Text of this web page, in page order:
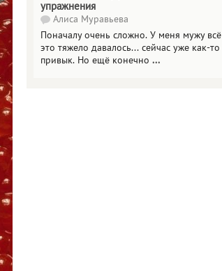
упражнения
Алиса Муравьева
Поначалу очень сложно. У меня мужу всё
это тяжело давалось... сейчас уже как-то
привык. Но ещё конечно ...